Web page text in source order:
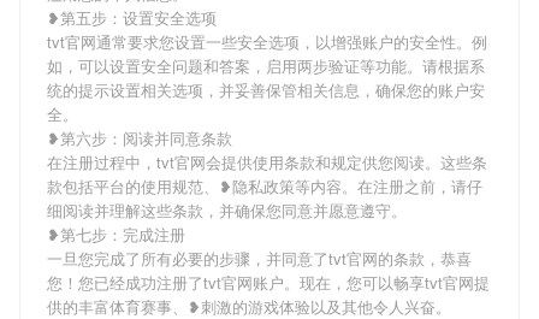
❥第五步：设置安全选项
tvt官网通常要求您设置一些安全选项，以增强账户的安全性。例
如，可以设置安全问题和答案，启用两步验证等功能。请根据系
统的提示设置相关选项，并妥善保管相关信息，确保您的账户安
全。
❥第六步：阅读并同意条款
在注册过程中，tvt官网会提供使用条款和规定供您阅读。这些条
款包括平台的使用规范、❥隐私政策等内容。在注册之前，请仔
细阅读并理解这些条款，并确保您同意并愿意遵守。
❥第七步：完成注册
一旦您完成了所有必要的步骤，并同意了tvt官网的条款，恭喜
您！您已经成功注册了tvt官网账户。现在，您可以畅享tvt官网提
供的丰富体育赛事、❥刺激的游戏体验以及其他令人兴奋。